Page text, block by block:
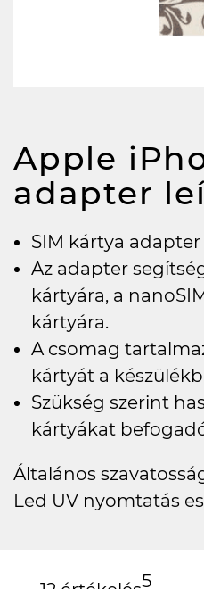
Apple
adapter
SIM kártya
Az adapter
kártyára, a
kártyára.
A csomag
kártyát a
Szükség szerint
kártyákat
Általános
Led UV nyomtatás
5